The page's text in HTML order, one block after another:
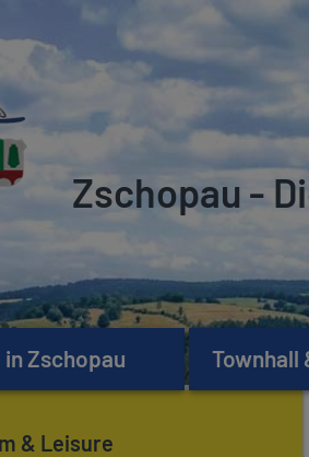
Zschopau -
Zschopau Townhall
& Leisure